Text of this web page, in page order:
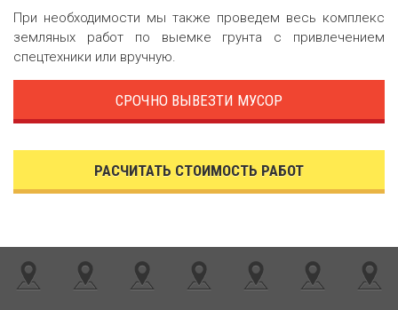
При необходимости мы также проведем весь комплекс
земляных работ по выемке грунта с привлечением
спецтехники или вручную.
СРОЧНО ВЫВЕЗТИ МУСОР
РАСЧИТАТЬ СТОИМОСТЬ РАБОТ